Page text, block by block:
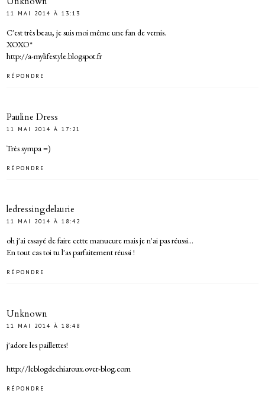
11 MAI 2014 À 13:13
C'est très beau, je suis moi même une fan de vernis.
XOXO*
http://a-mylifestyle.blogspot.fr
RÉPONDRE
Pauline Dress
11 MAI 2014 À 17:21
Très sympa =)
RÉPONDRE
ledressingdelaurie
11 MAI 2014 À 18:42
oh j'ai essayé de faire cette manucure mais je n'ai pas réussi...
En tout cas toi tu l'as parfaitement réussi !
RÉPONDRE
Unknown
11 MAI 2014 À 18:48
j'adore les paillettes!
http://leblogdechiaroux.over-blog.com
RÉPONDRE